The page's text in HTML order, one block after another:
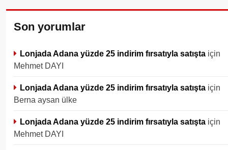
Son yorumlar
Lonjada Adana yüzde 25 indirim fırsatıyla satışta için
Mehmet DAYI
Lonjada Adana yüzde 25 indirim fırsatıyla satışta için
Berna aysan ülke
Lonjada Adana yüzde 25 indirim fırsatıyla satışta için
Mehmet DAYI